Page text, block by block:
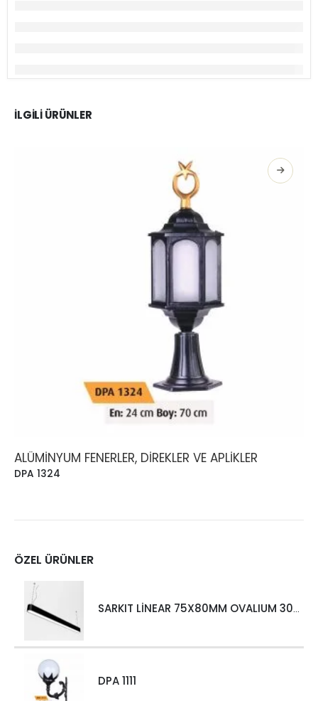
İLGILI ÜRÜNLER
ALÜMINYUM FENERLER, DIREKLER VE APLIKLER
DPA 1324
ÖZEL ÜRÜNLER
SARKIT LİNEAR 75X80MM OVALIUM 30W 4000 LM MT
DPA 1111